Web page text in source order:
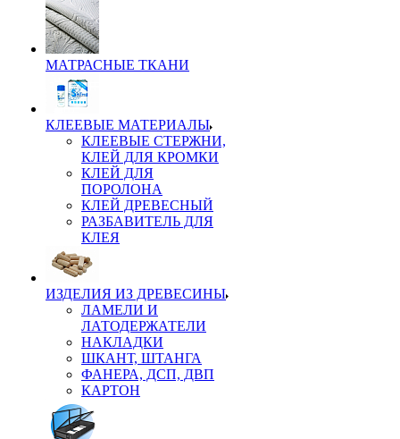
МАТРАСНЫЕ ТКАНИ
КЛЕЕВЫЕ МАТЕРИАЛЫ
КЛЕЕВЫЕ СТЕРЖНИ,
КЛЕЙ ДЛЯ КРОМКИ
КЛЕЙ ДЛЯ
ПОРОЛОНА
КЛЕЙ ДРЕВЕСНЫЙ
РАЗБАВИТЕЛЬ ДЛЯ
КЛЕЯ
ИЗДЕЛИЯ ИЗ ДРЕВЕСИНЫ
ЛАМЕЛИ И
ЛАТОДЕРЖАТЕЛИ
НАКЛАДКИ
ШКАНТ, ШТАНГА
ФАНЕРА, ДСП, ДВП
КАРТОН